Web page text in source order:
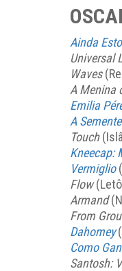
Ainda
Universal
Waves
A Menina
Emilia
A
Touch
Kneecap:
Vermiglio
Flow
Armand
From
Dahomey
Como
Santosh: